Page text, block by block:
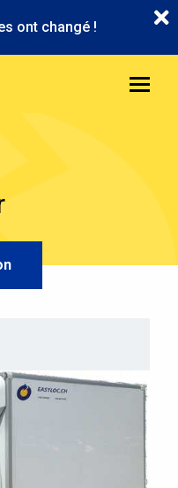
ont changé !